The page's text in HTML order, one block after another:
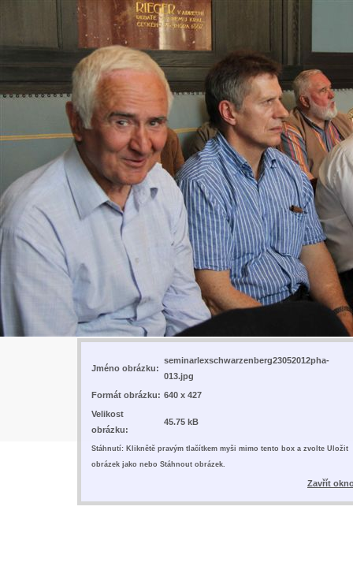
Jméno obrázku:
seminarlexschwarzenberg23052012pha-
013.jpg
Formát obrázku: 640 x 427
Velikost
obrázku:
45.75 kB
Stáhnutí: Kliknětě pravým tlačítkem myši mimo tento box a zvolte Uložit
obrázek jako nebo Stáhnout obrázek.
Zavřít